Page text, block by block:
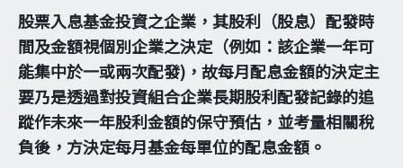
股票入息基金投資之企業，其股利（股息）配發時
間及金額視個別企業之決定（例如：該企業一年可
能集中於一或兩次配發)，故每月配息金額的決定主
要乃是透過對投資組合企業長期股利配發記錄的追
蹤作未來一年股利金額的保守預估，並考量相關稅
負後，方決定每月基金每單位的配息金額。